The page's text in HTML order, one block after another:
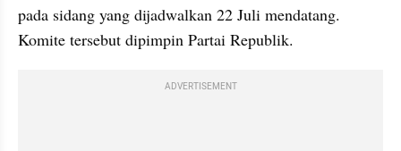
pada sidang yang dijadwalkan 22 Juli mendatang.
Komite tersebut dipimpin Partai Republik.
ADVERTISEMENT